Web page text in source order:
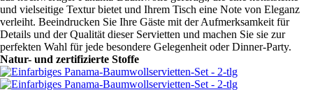
und vielseitige Textur bietet und Ihrem Tisch eine Note von Eleganz
verleiht. Beeindrucken Sie Ihre Gäste mit der Aufmerksamkeit für
Details und der Qualität dieser Servietten und machen Sie sie zur
perfekten Wahl für jede besondere Gelegenheit oder Dinner-Party.
Natur- und zertifizierte Stoffe